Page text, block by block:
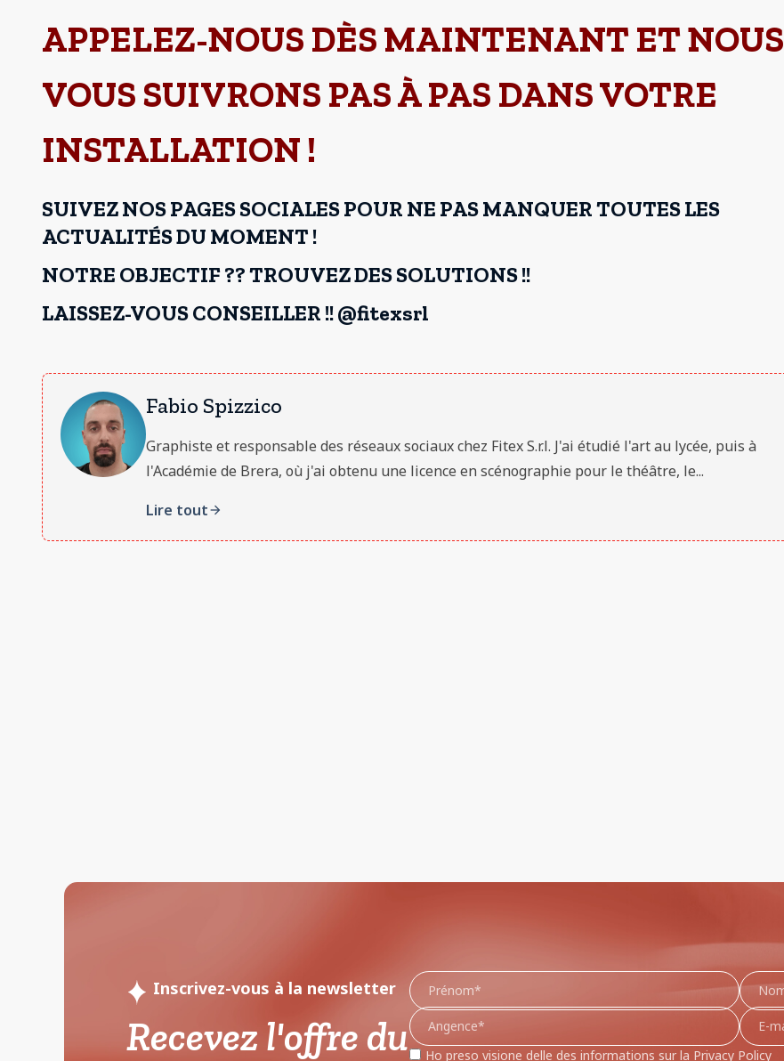
APPELEZ-NOUS DÈS MAINTENANT ET NOUS
VOUS SUIVRONS PAS À PAS DANS VOTRE
INSTALLATION !
SUIVEZ NOS PAGES SOCIALES POUR NE PAS MANQUER TOUTES LES
ACTUALITÉS DU MOMENT !
NOTRE OBJECTIF ?? TROUVEZ DES SOLUTIONS !!
LAISSEZ-VOUS CONSEILLER !! @fitexsrl
Fabio Spizzico
Graphiste et responsable des réseaux sociaux chez Fitex S.r.l. J'ai étudié l'art au lycée, puis à
l'Académie de Brera, où j'ai obtenu une licence en scénographie pour le théâtre, le...
Lire toutarrow_forward
Inscrivez-vous à la newsletter
Recevez l'offre du
Ho preso visione delle des informations sur la Privacy Policy